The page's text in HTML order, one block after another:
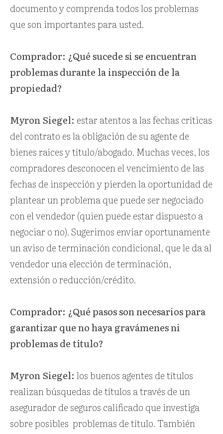
documento y comprenda todos los problemas
que son importantes para usted.
Comprador: ¿Qué sucede si se encuentran
problemas durante la inspección de la
propiedad?
Myron Siegel: estar atentos alas fechas críticas
del contrato es la obligación de su agente de
bienes raíces y título/abogado. Muchas veces, los
compradores desconocen el vencimiento de las
fechas de inspección y pierden la oportunidad de
plantear un problema que puede ser negociado
con el vendedor (quien puede estar dispuesto a
negociar o no). Sugerimos enviar oportunamente
un aviso de terminación condicional, que le da al
vendedor una elección de terminación,
extensión o reducción/crédito.
Comprador: ¿Qué pasos son necesarios para
garantizar que no haya gravámenes ni
problemas de título?
Myron Siegel: los buenos agentes de títulos
realizan búsquedas de títulos a través de un
asegurador de seguros calificado que investiga
sobre posibles problemas de título. También